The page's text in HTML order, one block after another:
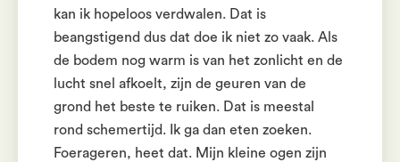
kan ik hopeloos verdwalen. Dat is
beangstigend dus dat doe ik niet zo vaak. Als
de bodem nog warm is van het zonlicht en de
lucht snel afkoelt, zijn de geuren van de
grond het beste te ruiken. Dat is meestal
rond schemertijd. Ik ga dan eten zoeken.
Foerageren, heet dat. Mijn kleine ogen zijn